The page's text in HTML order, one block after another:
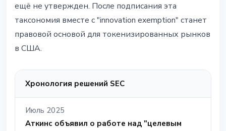
ещё не утвержден. После подписания эта
таксономия вместе с "innovation exemption" станет
правовой основой для токенизированных рынков
в США.
Хронология решений SEC
Июль 2025
Аткинс объявил о работе над "целевым